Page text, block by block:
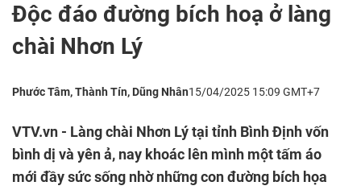
Độc đáo đường bích hoạ ở làng
chài Nhơn Lý
Phước Tâm, Thành Tín, Dũng Nhân15/04/2025 15:09 GMT+7
VTV.vn - Làng chài Nhơn Lý tại tỉnh Bình Định vốn
bình dị và yên ả, nay khoác lên mình một tấm áo
mới đầy sức sống nhờ những con đường bích họa